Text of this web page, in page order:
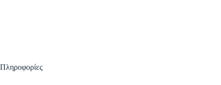
Πληροφορίες